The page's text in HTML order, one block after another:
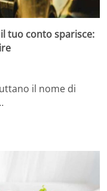
tuo conto sparisce:
il nome di